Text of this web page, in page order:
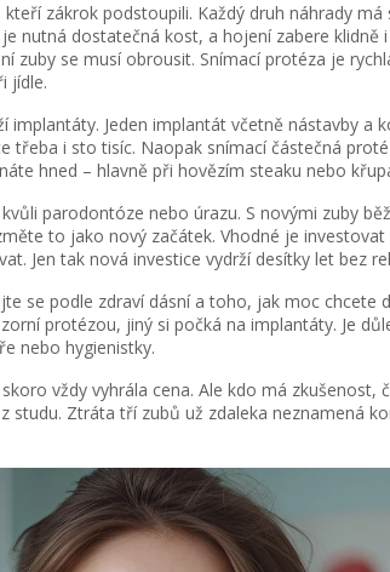
zákrok podstoupili. Každý druh náhrady má
nutná dostatečná kost, a hojení zabere klidně
zuby se musí obrousit. Snímací protéza je
jídle.
implantáty. Jeden implantát včetně nástavby a
třeba i sto tisíc. Naopak snímací částečná
hned – hlavně při hovězím steaku nebo
parodontóze nebo úrazu. S novými zuby
to jako nový začátek. Vhodné je
Jen tak nová investice vydrží desítky let bez
se podle zdraví dásní a toho, jak moc chcete
protézou, jiný si počká na implantáty. Je
nebo hygienistky.
vždy vyhrála cena. Ale kdo má zkušenost,
studu. Ztráta tří zubů už zdaleka neznamená